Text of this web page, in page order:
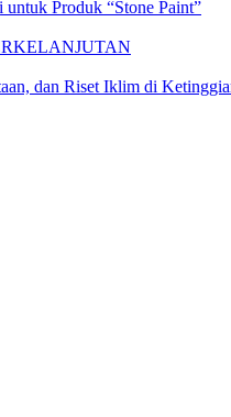
Produk “Stone Paint”
dan Riset Iklim di